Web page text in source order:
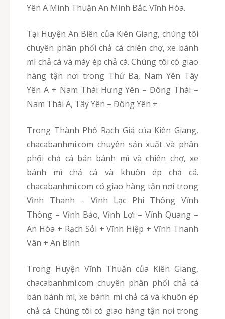
Yên A Minh Thuận An Minh Bắc. Vĩnh Hòa.
Tại Huyện An Biên của Kiên Giang, chúng tôi
chuyên phân phối chả cá chiên chợ, xe bánh
mì chả cá và máy ép chả cá. Chúng tôi có giao
hàng tận nơi trong Thứ Ba, Nam Yên Tây
Yên A + Nam Thái Hưng Yên – Đông Thái –
Nam Thái A, Tây Yên – Đông Yên +
Trong Thành Phố Rạch Giá của Kiên Giang,
chacabanhmi.com chuyên sản xuất và phân
phối chả cá bán bánh mì và chiên chợ, xe
bánh mì chả cá và khuôn ép chả cá.
chacabanhmi.com có giao hàng tận nơi trong
Vĩnh Thanh – Vĩnh Lạc Phi Thông Vĩnh
Thông – Vĩnh Bảo, Vĩnh Lợi – Vĩnh Quang –
An Hòa + Rạch Sỏi + Vĩnh Hiệp + Vĩnh Thanh
Vân + An Bình
Trong Huyện Vĩnh Thuận của Kiên Giang,
chacabanhmi.com chuyên phân phối chả cá
bán bánh mì, xe bánh mì chả cá và khuôn ép
chả cá. Chúng tôi có giao hàng tận nơi trong